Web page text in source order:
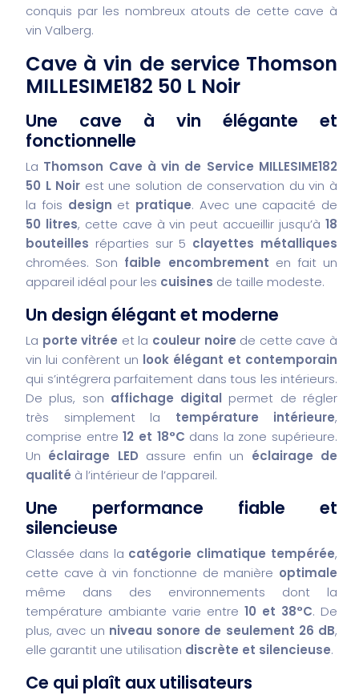
conquis par les nombreux atouts de cette cave à
vin Valberg.
Cave à vin de service Thomson
MILLESIME182 50 L Noir
Une cave à vin élégante et
fonctionnelle
La Thomson Cave à vin de Service MILLESIME182
50 L Noir est une solution de conservation du vin à
la fois design et pratique. Avec une capacité de
50 litres, cette cave à vin peut accueillir jusqu’à18
bouteilles réparties sur 5 clayettes métalliques
chromées. Son faible encombrement en fait un
appareil idéal pour les cuisines de taille modeste.
Un design élégant et moderne
La porte vitrée et la couleur noire de cette cave à
vin lui confèrent un look élégant et contemporain
qui s’intégrera parfaitement dans tous les intérieurs.
De plus, son affichage digital permet de régler
très simplement la température intérieure,
comprise entre12 et 18°C dans la zone supérieure.
Un éclairage LED assure enfin un éclairage de
qualité à l’intérieur de l’appareil.
Une performance fiable et
silencieuse
Classée dans la catégorie climatique tempérée,
cette cave à vin fonctionne de manière optimale
même dans des environnements dont la
température ambiante varie entre 10 et 38°C. De
plus, avec un niveau sonore de seulement 26 dB,
elle garantit une utilisation discrète et silencieuse.
Ce qui plaît aux utilisateurs